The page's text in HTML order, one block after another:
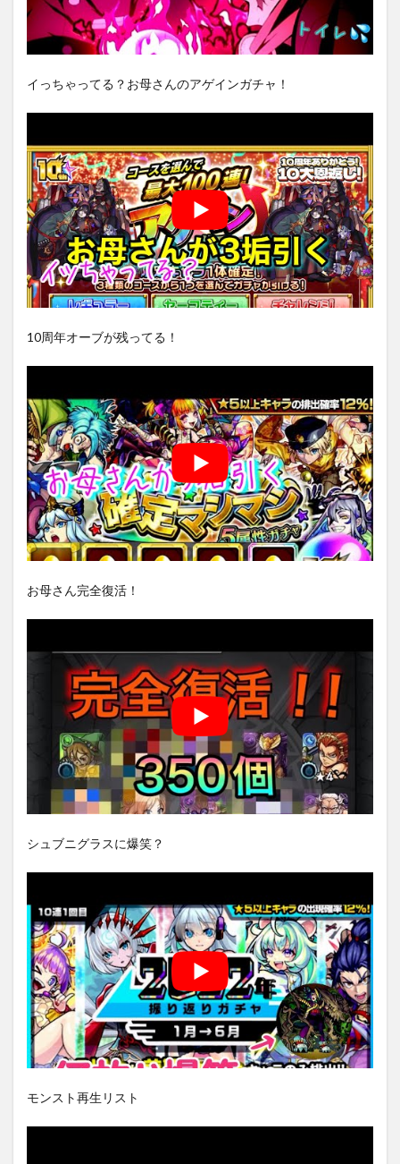
イっちゃってる？お母さんのアゲインガチャ！
10周年オーブが残ってる！
お母さん完全復活！
シュブニグラスに爆笑？
モンスト再生リスト